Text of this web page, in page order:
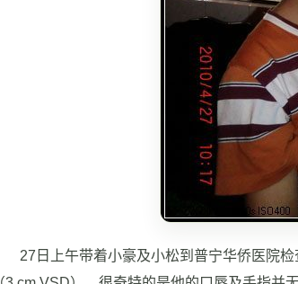
日上午带着小豪及小松到普宁华侨医院检